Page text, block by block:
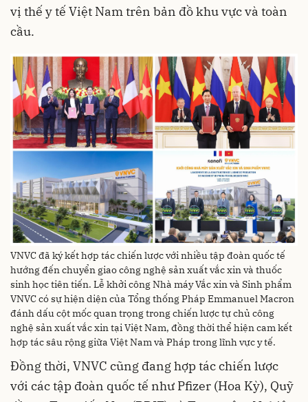
vị thế y tế Việt Nam trên bản đồ khu vực và toàn
cầu.
VNVC đã ký kết hợp tác chiến lược với nhiều tập đoàn quốc tế
hướng đến chuyển giao công nghệ sản xuất vắc xin và thuốc
sinh học tiên tiến. Lễ khởi công Nhà máy Vắc xin và Sinh phẩm
VNVC có sự hiện diện của Tổng thống Pháp Emmanuel Macron
đánh dấu cột mốc quan trọng trong chiến lược tự chủ công
nghệ sản xuất vắc xin tại Việt Nam, đồng thời thể hiện cam kết
hợp tác sâu rộng giữa Việt Nam và Pháp trong lĩnh vực y tế.
Đồng thời, VNVC cũng đang hợp tác chiến lược
với các tập đoàn quốc tế như Pfizer (Hoa Kỳ), Quỹ